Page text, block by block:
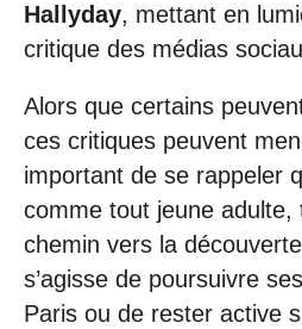
Hallyday, mettant en
critique des médias
Alors que certains
ces critiques peuvent
important de se rappeler
comme tout jeune
chemin vers la découverte
s’agisse de poursuivre
Paris ou de rester active